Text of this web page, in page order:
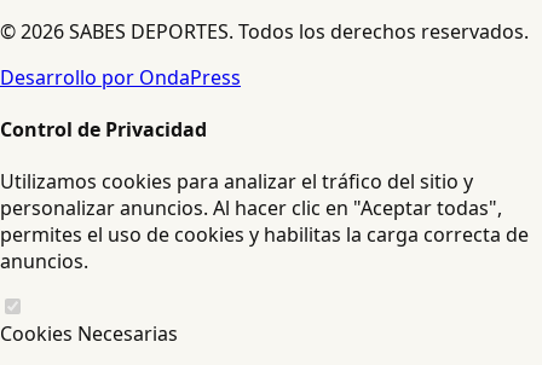
© 2026 SABES DEPORTES. Todos los derechos reservados.
Desarrollo por OndaPress
Control de Privacidad
Utilizamos cookies para analizar el tráfico del sitio y
personalizar anuncios. Al hacer clic en "Aceptar todas",
permites el uso de cookies y habilitas la carga correcta de
anuncios.
Cookies Necesarias